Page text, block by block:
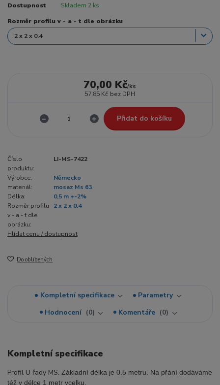
Dostupnost Skladem 2 ks
Rozměr profilu v - a - t dle obrázku
70,00 Kč/ks
57,85 Kč bez DPH
Přidat do košíku
Číslo
produktu:
LI-MS-7422
Výrobce:
Německo
materiál:
mosaz Ms 63
Délka:
0,5 m +-2%
Rozměr profilu
v - a - t dle
obrázku:
2 x 2 x 0.4
Hlídat cenu / dostupnost
Do oblíbených
Kompletní specifikace
Parametry
Hodnocení
0 Komentáře 0
Kompletní specifikace
Profil U řady MS. Základní délka je 0.5 metru. Na přání dodáváme
též v délce 1 metr vcelku.